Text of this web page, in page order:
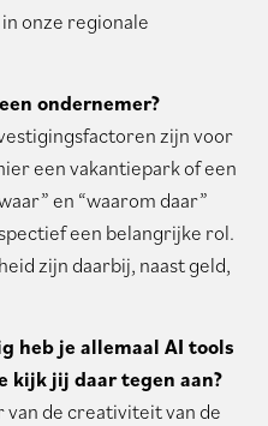
onze regionale
ondernemer?
zijn voor
een vakantiepark of een
en “waarom daar”
een belangrijke rol.
zijn daarbij, naast geld,
heb je allemaal AI tools
kijk jij daar tegen aan?
de creativiteit van de